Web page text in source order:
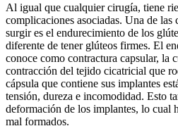
Al igual que cualquier cirugía, tiene
complicaciones asociadas. Una de las
surgir es el endurecimiento de los
diferente de tener glúteos firmes. El
conoce como contractura capsular, la
contracción del tejido cicatricial que
cápsula que contiene sus implantes
tensión, dureza e incomodidad. Esto
deformación de los implantes, lo cual
mal formados.